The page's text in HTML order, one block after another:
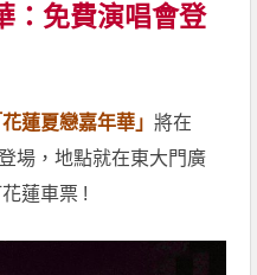
：免費演唱會登
花蓮夏戀嘉年華」將在
場，地點就在東大門廣
蓮車票 !